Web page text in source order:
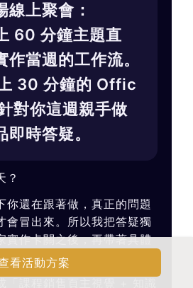
線上聚會：
60 分鐘主題直
作當週的工作流。
30 分鐘的 Offic
對你這週親手做
即時答疑。
？
你還在跟著做，真正的問題
會冒出來。所以我把答疑獨
實作卡關之後，再帶著具體
。
看活動方案